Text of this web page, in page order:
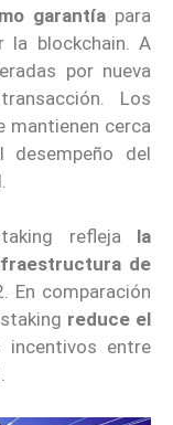
garantía para
la blockchain. A
por nueva
Los
mantienen cerca
desempeño del
refleja la
de
En comparación
reduce el
incentivos entre